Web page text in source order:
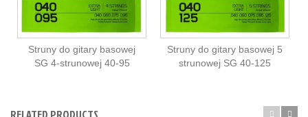
Struny do gitary basowej
SG 4-strunowej 40-95
Struny do gitary basowej 5
strunowej SG 40-125